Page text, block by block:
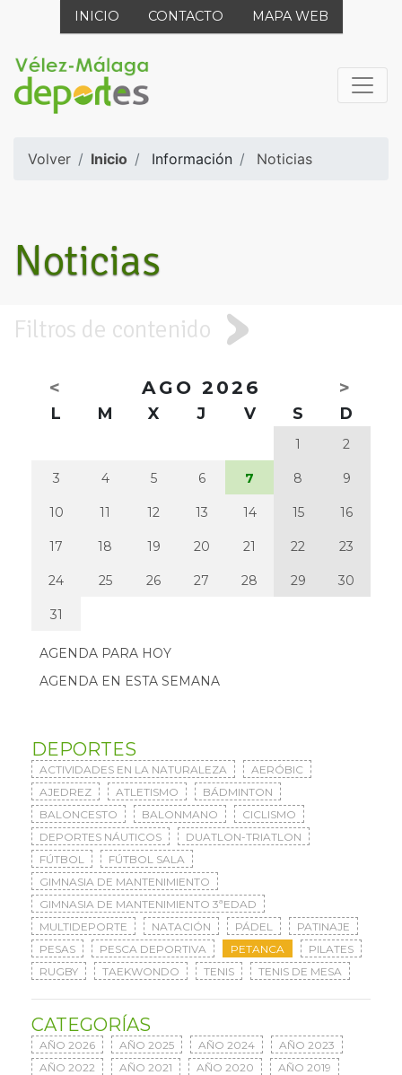
INICIO CONTACTO MAPA WEB
Volver Inicio Información Noticias
Noticias
Filtros de contenido
< AGO 2026 >
L M X J V S D
1 2
3 4 5 6 7 8 9
10 11 12 13 14 15 16
17 18 19 20 21 22 23
24 25 26 27 28 29 30
31
AGENDA PARA HOY
AGENDA EN ESTA SEMANA
DEPORTES
ACTIVIDADES EN LA NATURALEZA
AERÓBIC
AJEDREZ
ATLETISMO
BÁDMINTON
BALONCESTO
BALONMANO
CICLISMO
DEPORTES NÁUTICOS
DUATLON-TRIATLON
FÚTBOL
FÚTBOL SALA
GIMNASIA DE MANTENIMIENTO
GIMNASIA DE MANTENIMIENTO 3ªEDAD
MULTIDEPORTE
NATACIÓN PÁDEL
PATINAJE
PESAS
PESCA DEPORTIVA PETANCA
PILATES
RUGBY
TAEKWONDO TENIS TENIS DE MESA
CATEGORÍAS
AÑO 2026 AÑO 2025 AÑO 2024
AÑO 2023
AÑO 2022
AÑO 2021 AÑO 2020
AÑO 2019